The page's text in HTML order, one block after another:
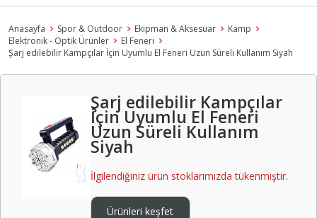
Anasayfa Spor & Outdoor Ekipman & Aksesuar
Kamp
Elektronik - Optik Ürünler
El Feneri
Şarj edilebilir Kampçılar İçin Uyumlu El Feneri Uzun Süreli Kullanım Siyah
Şarj edilebilir Kampçılar
İçin Uyumlu El Feneri
Uzun Süreli Kullanım
Siyah
İlgilendiğiniz ürün stoklarımızda tükenmiştir.
Ürünleri keşfet